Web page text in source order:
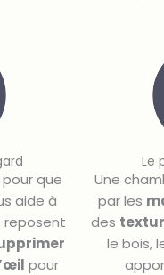
que
aide à
reposent
pour
Le
Une
par les
des
le bois,